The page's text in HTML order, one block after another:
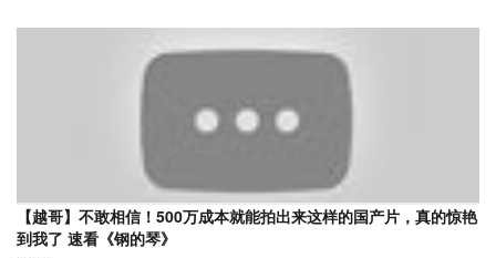
【越哥】不敢相信！500万成本就能拍出来这样的国产片，真的惊艳
到我了 速看《钢的琴》